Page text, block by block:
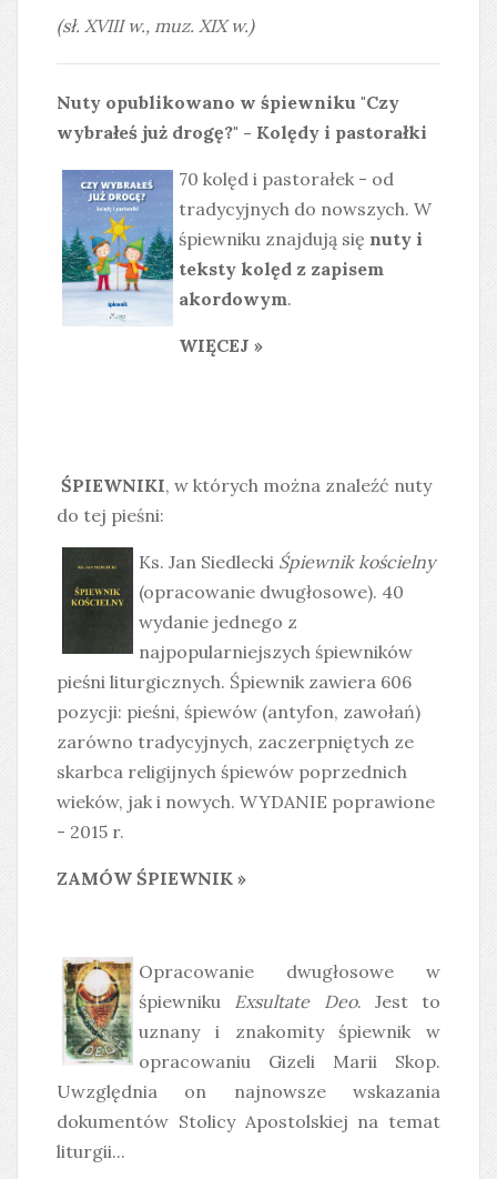
(sł. XVIII w., muz. XIX w.)
Nuty opublikowano w śpiewniku "Czy
wybrałeś już drogę?" - Kolędy i pastorałki
70 kolęd i pastorałek - od
tradycyjnych do nowszych. W
śpiewniku znajdują się nuty i
teksty kolęd z zapisem
akordowym.
WIĘCEJ »
ŚPIEWNIKI, w których można znaleźć nuty
do tej pieśni:
Ks. Jan Siedlecki Śpiewnik kościelny
(opracowanie dwugłosowe). 40
wydanie jednego z
najpopularniejszych śpiewników
pieśni liturgicznych. Śpiewnik zawiera 606
pozycji: pieśni, śpiewów (antyfon, zawołań)
zarówno tradycyjnych, zaczerpniętych ze
skarbca religijnych śpiewów poprzednich
wieków, jak i nowych. WYDANIE poprawione
- 2015 r.
ZAMÓW ŚPIEWNIK »
Opracowanie dwugłosowe w
śpiewniku Exsultate Deo. Jest to
uznany i znakomity śpiewnik w
opracowaniu Gizeli Marii Skop.
Uwzględnia on najnowsze wskazania
dokumentów Stolicy Apostolskiej na temat
liturgii...